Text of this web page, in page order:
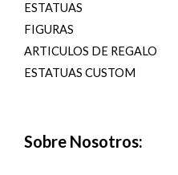
ESTATUAS
FIGURAS
ARTICULOS DE REGALO
ESTATUAS CUSTOM
Sobre Nosotros: